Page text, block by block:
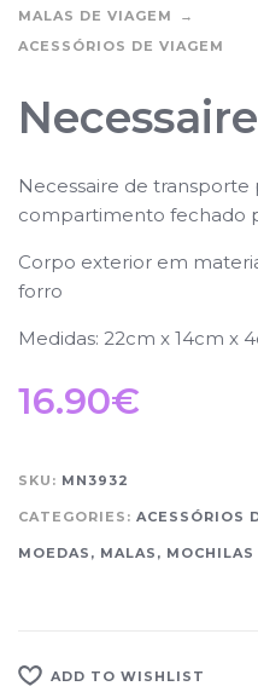
MALAS DE VIAGEM
ACESSÓRIOS DE VIAGEM
Necessaire de
compartimento fechado
Corpo exterior em
forro
Medidas: 22cm x 14cm x
16.90€
SKU: MN3932
CATEGORIES: ACESSÓRIOS
MOEDAS, MALAS,
ADD TO WISHLIST